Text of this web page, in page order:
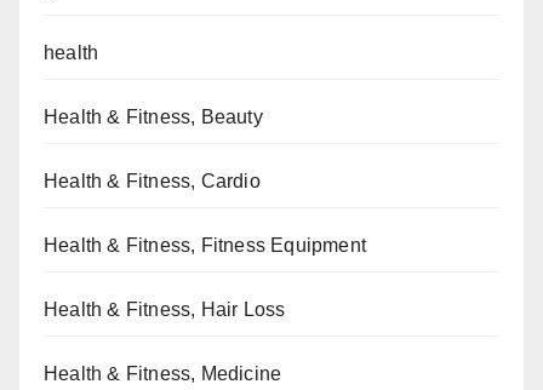
health
Health & Fitness, Beauty
Health & Fitness, Cardio
Health & Fitness, Fitness Equipment
Health & Fitness, Hair Loss
Health & Fitness, Medicine